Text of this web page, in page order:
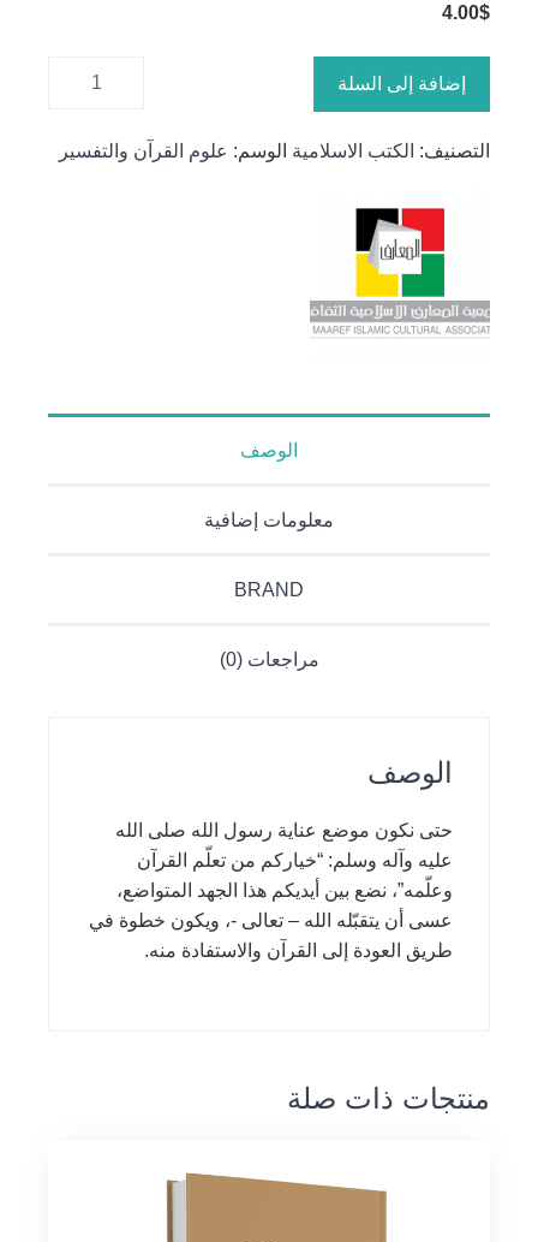
4.00$
كمية هدى
إضافة إلى السلة
التصنيف: الكتب الاسلامية الوسم: علوم القرآن والتفسير
الوصف
معلومات إضافية
BRAND
مراجعات (0)
الوصف
حتى نكون موضع عناية رسول الله صلى الله
عليه وآله وسلم: “خياركم من تعلّم القرآن
وعلّمه”، نضع بين أيديكم هذا الجهد المتواضع،
عسى أن يتقبّله الله – تعالى -، ويكون خطوة في
طريق العودة إلى القرآن والاستفادة منه.
منتجات ذات صلة